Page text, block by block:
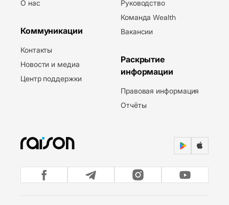
О нас
Коммуникации
Контакты
Новости и медиа
Центр поддержки
Руководство
Команда Wealth
Вакансии
Раскрытие
информации
Правовая информация
Отчёты